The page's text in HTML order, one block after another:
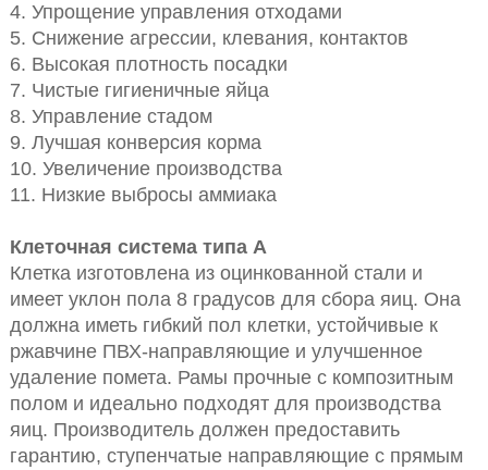
4. Упрощение управления отходами
5. Снижение агрессии, клевания, контактов
6. Высокая плотность посадки
7. Чистые гигиеничные яйца
8. Управление стадом
9. Лучшая конверсия корма
10. Увеличение производства
11. Низкие выбросы аммиака
Клеточная система типа A
Клетка изготовлена из оцинкованной стали и
имеет уклон пола 8 градусов для сбора яиц. Она
должна иметь гибкий пол клетки, устойчивые к
ржавчине ПВХ-направляющие и улучшенное
удаление помета. Рамы прочные с композитным
полом и идеально подходят для производства
яиц. Производитель должен предоставить
гарантию, ступенчатые направляющие с прямым